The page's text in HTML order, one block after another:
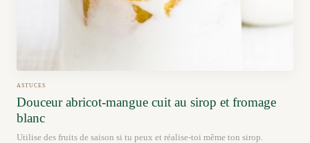
ASTUCES
Douceur abricot-mangue cuit au sirop et fromage
blanc
Utilise des fruits de saison si tu peux et réalise-toi même ton sirop.